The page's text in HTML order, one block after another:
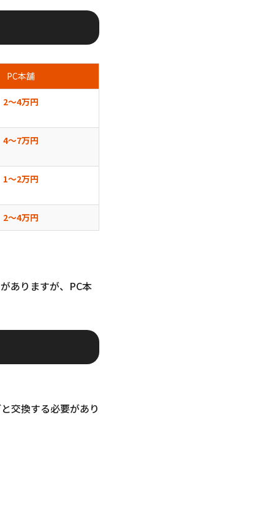
PC本舗
2〜4万円
4〜7万円
1〜2万円
2〜4万円
ありますが、PC本
交換する必要があり